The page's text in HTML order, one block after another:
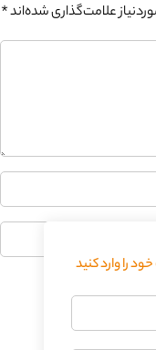
علامت‌گذاری شده‌اند*
را وارد کنید